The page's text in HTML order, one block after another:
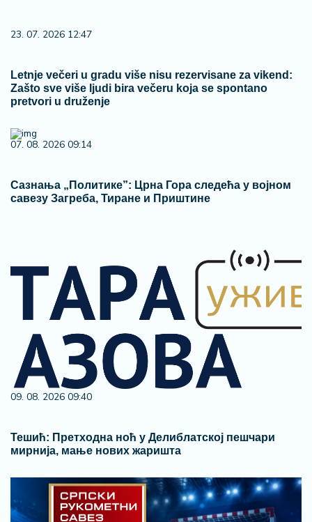
23. 07. 2026 12:47
Letnje večeri u gradu više nisu rezervisane za vikend:
Zašto sve više ljudi bira večeru koja se spontano
pretvori u druženje
07. 08. 2026 09:14
Сазнања „Политике”: Црна Гора следећа у војном
савезу Загреба, Тиране и Приштине
09. 08. 2026 09:40
Тешић: Претходна ноћ у Делиблатској пешчари
мирнија, мање нових жаришта